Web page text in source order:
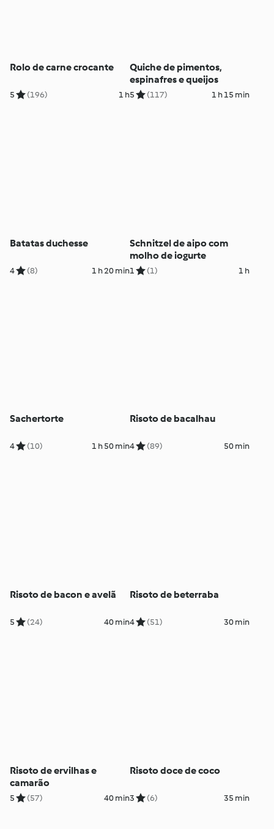
Rolo de carne crocante
5 (196) 1 h
Quiche de pimentos,
espinafres e queijos
5 (117) 1 h 15 min
Batatas duchesse
4 (8) 1 h 20 min
Schnitzel de aipo com
molho de iogurte
1 (1) 1 h
Sachertorte
4 (10) 1 h 50 min
Risoto de bacalhau
4 (89) 50 min
Risoto de bacon e avelã
5 (24) 40 min
Risoto de beterraba
4 (51) 30 min
Risoto de ervilhas e
camarão
5 (57) 40 min
Risoto doce de coco
3 (6) 35 min